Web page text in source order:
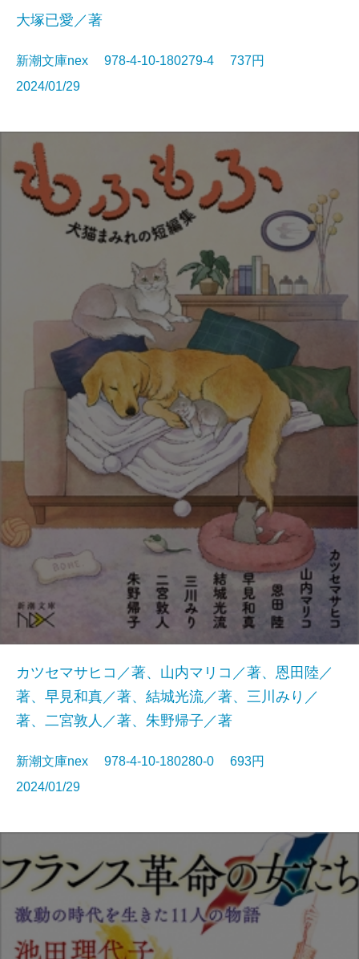
大塚已愛／著
新潮文庫nex 978-4-10-180279-4 737円
2024/01/29
カツセマサヒコ／著、山内マリコ／著、恩田陸／
著、早見和真／著、結城光流／著、三川みり／
著、二宮敦人／著、朱野帰子／著
新潮文庫nex 978-4-10-180280-0 693円
2024/01/29